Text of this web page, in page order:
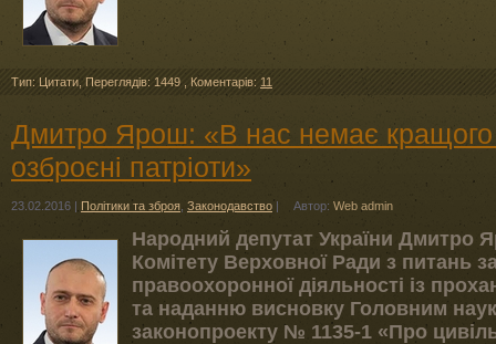
Тип: Цитати , Переглядів: 1449, Коментарів: 11
Дмитро Ярош: «В нас немає кращого
озброєні патріоти»
23.02.2016 | Політики та зброя Законодавство | Автор: Web admin
Народний депутат України Дмитро
Комітету Верховної Ради з питань
правоохоронної діяльності із
та наданню висновку Головним
законопроекту № 1135-1 «Про